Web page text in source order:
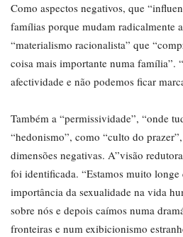
Como aspectos negativos, que
famílias porque mudam radicalmente
“materialismo racionalista” que
coisa mais importante numa família”.
afectividade e não podemos ficar
Também a “permissividade”, “onde
“hedonismo”, como “culto do
dimensões negativas. A”visão
foi identificada. “Estamos muito longe
importância da sexualidade na vida
sobre nós e depois caímos numa
fronteiras e num exibicionismo